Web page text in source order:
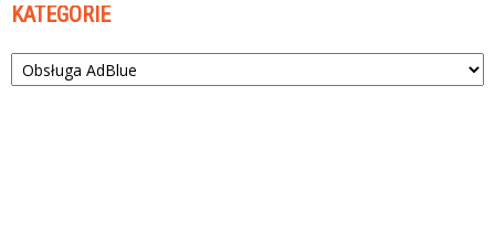
KATEGORIE
Kategorie